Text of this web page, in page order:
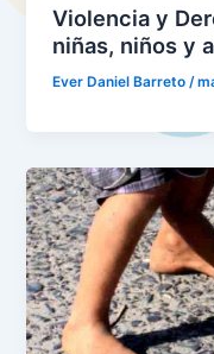
Violencia y
niñas, niños y
Ever Daniel Barreto /